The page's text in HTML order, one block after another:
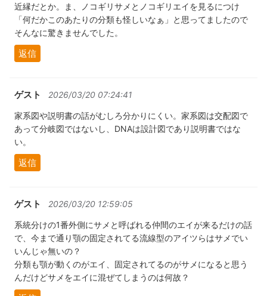
近縁だとか。ま、ノコギリサメとノコギリエイを見るにつけ
「何だかこのあたりの分類も怪しいなぁ」と思ってましたので
そんなに驚きませんでした。
返信
ゲスト 2026/03/20 07:24:41
家系図や説明書の話がむしろ分かりにくい。家系図は交配図で
あって分岐図ではないし、DNAは設計図であり説明書ではな
い。
返信
ゲスト 2026/03/20 12:59:05
系統分けの1番外側にサメと呼ばれる仲間のエイが来るだけの話
で、今まで通り顎の固定されてる流線型のアイツらはサメでい
いんじゃ無いの？
分類も顎が動くのがエイ、固定されてるのがサメになると思う
んだけどサメをエイに混ぜてしまうのは何故？